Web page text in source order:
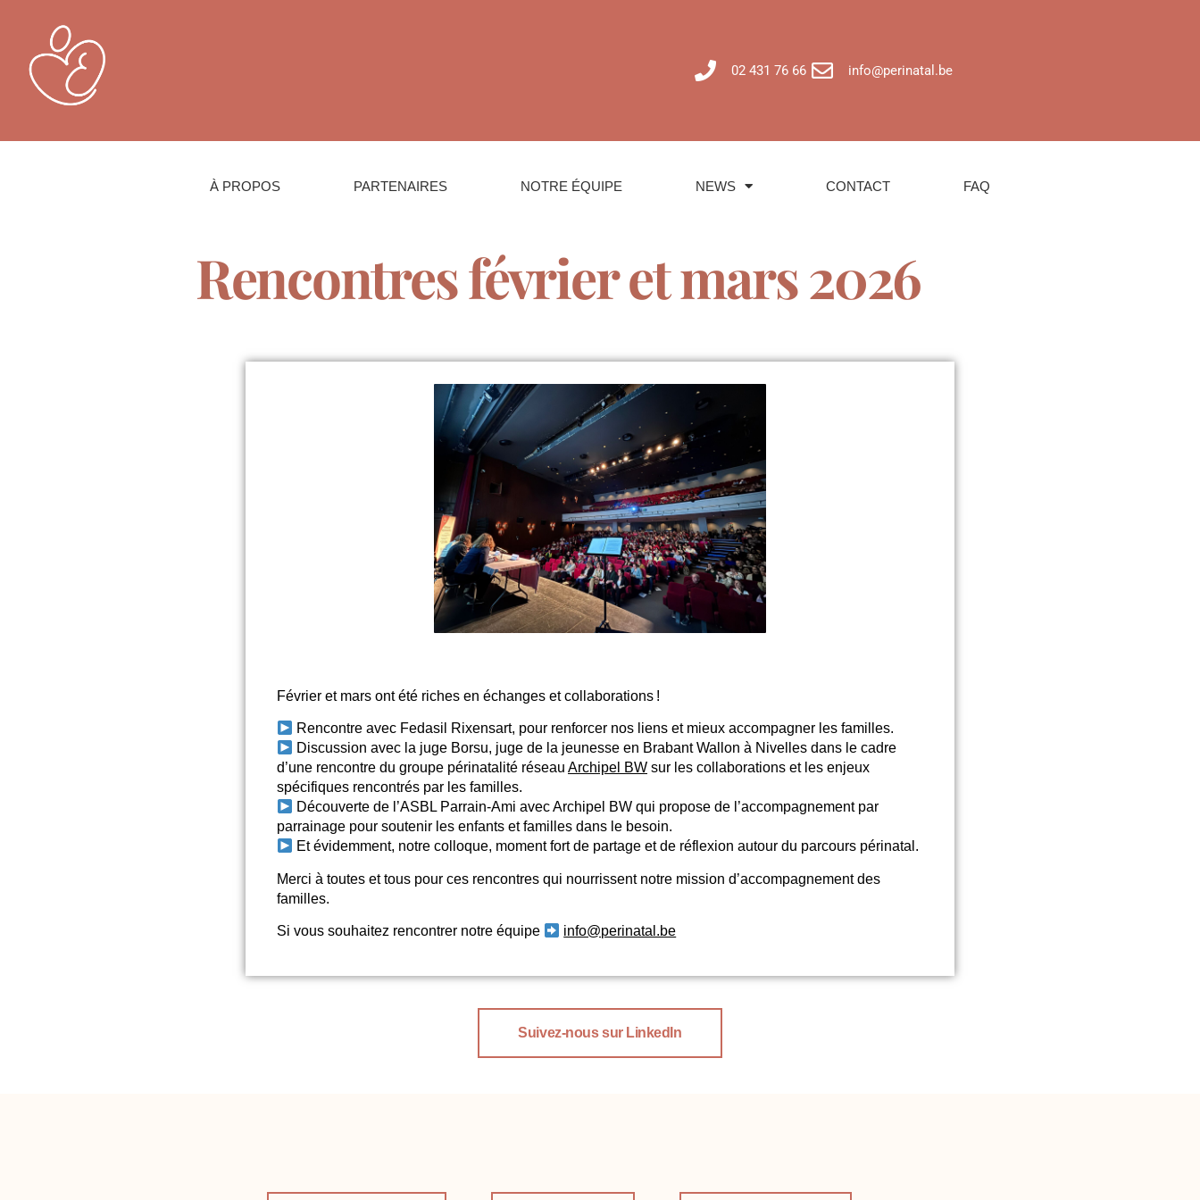
02 431 76 66 info@perinatal.be
À PROPOS PARTENAIRES NOTRE ÉQUIPE NEWS CONTACT FAQ
Rencontres février et mars 2026
Février et mars ont été riches en échanges et collaborations !
Rencontre avec Fedasil Rixensart, pour renforcer nos liens et mieux accompagner les familles.
Discussion avec la juge Borsu, juge de la jeunesse en Brabant Wallon à Nivelles dans le cadre
d’une rencontre du groupe périnatalité réseau Archipel BW sur les collaborations et les enjeux
spécifiques rencontrés par les familles.
Découverte de l’ASBL Parrain-Ami avec Archipel BW qui propose de l’accompagnement par
parrainage pour soutenir les enfants et familles dans le besoin.
Et évidemment, notre colloque, moment fort de partage et de réflexion autour du parcours périnatal.
Merci à toutes et tous pour ces rencontres qui nourrissent notre mission d’accompagnement des
familles.
Si vous souhaitez rencontrer notre équipe info@perinatal.be
Suivez-nous sur LinkedIn